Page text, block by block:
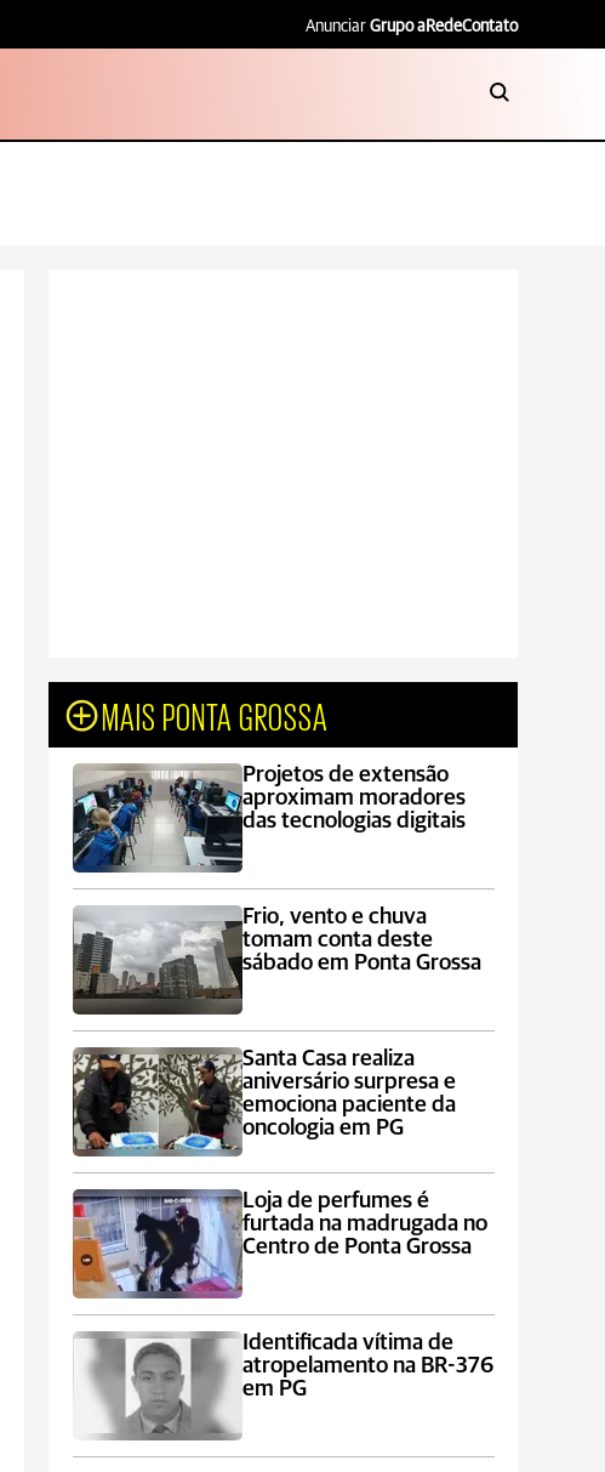
Anunciar Grupo aRedeContato
MAIS PONTA GROSSA
Projetos de extensão
aproximam moradores
das tecnologias digitais
Frio, vento e chuva
tomam conta deste
sábado em Ponta Grossa
Santa Casa realiza
aniversário surpresa e
emociona paciente da
oncologia em PG
Loja de perfumes é
furtada na madrugada no
Centro de Ponta Grossa
Identificada vítima de
atropelamento na BR-376
em PG